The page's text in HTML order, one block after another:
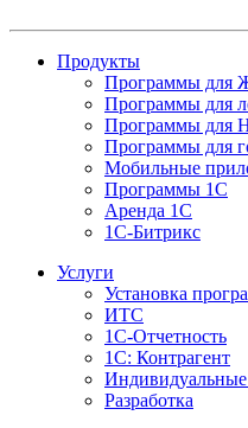
Продукты
Программы для
Программы для
Программы для
Программы для
Мобильные
Программы 1С
Аренда 1С
1С-Битрикс
Услуги
Установка
ИТС
1С-Отчетность
1С: Контрагент
Индивидуальные
Разработка